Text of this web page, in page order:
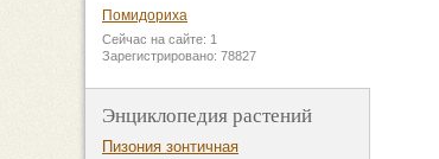
Помидориха
Сейчас на сайте: 1
Зарегистрировано: 78827
Энциклопедия растений
Пизония зонтичная